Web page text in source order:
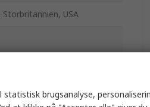
USA
brugsanalyse,